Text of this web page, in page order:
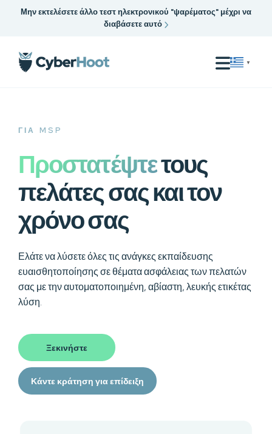
Μην εκτελέσετε άλλο τεστ ηλεκτρονικού "ψαρέματος" μέχρι να
διαβάσετε αυτό
▼
ΓΙΑ MSP
Προστατέψτετους
πελάτες σας και τον
χρόνο σας
Ελάτε να λύσετε όλες τις ανάγκες εκπαίδευσης
ευαισθητοποίησης σε θέματα ασφάλειας των πελατών
σας με την αυτοματοποιημένη, αβίαστη, λευκής ετικέτας
λύση.
Ξεκινήστε
Κάντε κράτηση για επίδειξη